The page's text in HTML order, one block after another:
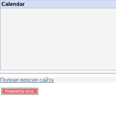
Calendar
Полная версия сайта